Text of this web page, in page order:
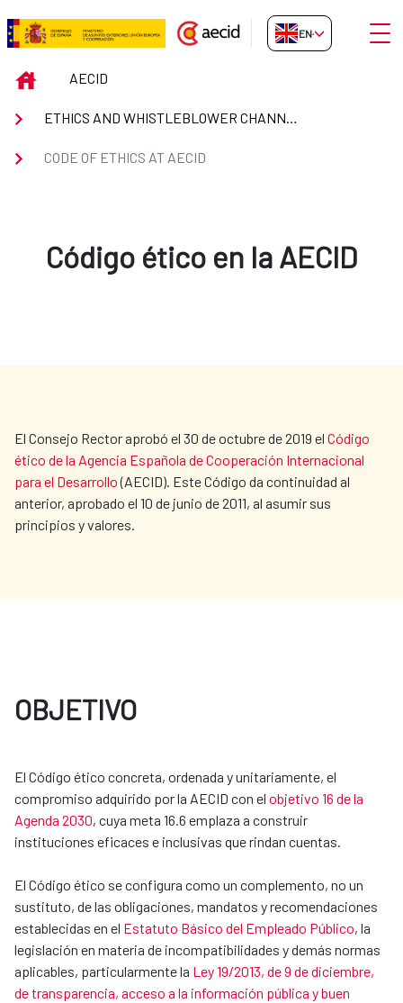
Skip to Main Content
Code of Ethics at Aecid
EN-GB
INICIOAECID
ETHICS AND WHISTLEBLOWER CHANNEL
CODE OF ETHICS AT AECID
Código ético en la AECID
El Consejo Rector aprobó el 30 de octubre de 2019 el Código
ético de la Agencia Española de Cooperación Internacional
para el Desarrollo(AECID). Este Código da continuidad al
anterior, aprobado el 10 de junio de 2011, al asumir sus
principios y valores.
OBJETIVO
El Código ético concreta, ordenada y unitariamente, el
compromiso adquirido por la AECID con el objetivo 16 de la
Agenda 2030, cuya meta 16.6 emplaza a construir
instituciones eficaces e inclusivas que rindan cuentas.
El Código ético se configura como un complemento, no un
sustituto, de las obligaciones, mandatos y recomendaciones
establecidas en el Estatuto Básico del Empleado Público, la
legislación en materia de incompatibilidades y demás normas
aplicables, particularmente la Ley 19/2013, de 9 de diciembre,
de transparencia, acceso a la información pública y buen